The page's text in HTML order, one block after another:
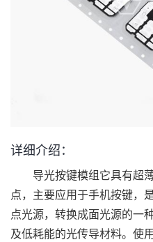
详细介绍：
导光按键模组它具有超
点，主要应用于手机按键，
点光源，转换成面光源的一
及低耗能的光传导材料。使